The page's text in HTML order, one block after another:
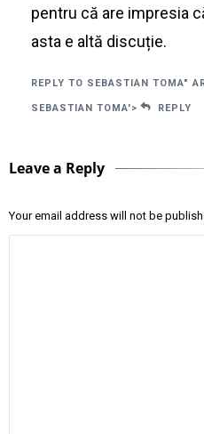
pentru că are impresia
asta e altă discuție.
REPLY TO SEBASTIAN TOMA"
SEBASTIAN TOMA'> REPLY
Leave a Reply
Your email address will not be